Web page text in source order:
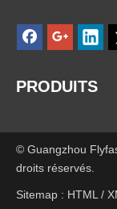
PRODUITS
© Guangzhou
droits réservés.
Sitemap : HTML /